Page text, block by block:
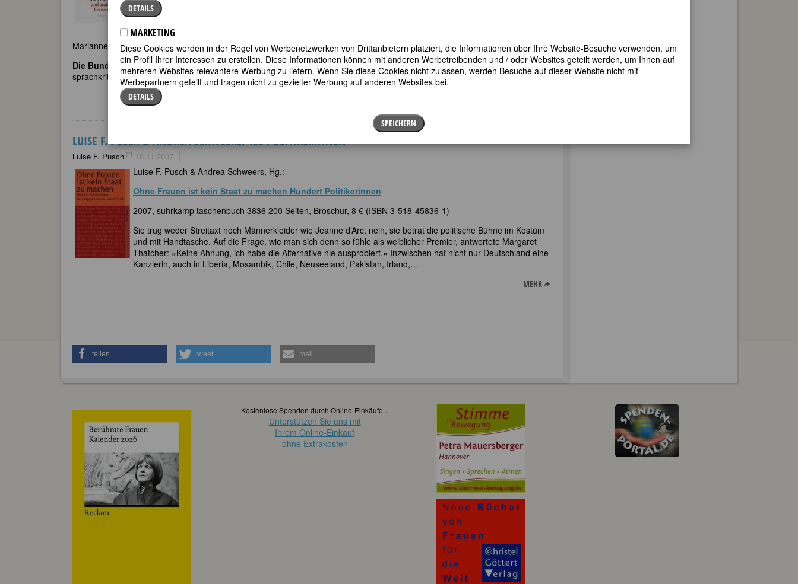
Rezensionen von LeserInnen bei amazon
Jeannette Clausen, University of Arkansas at Little Rock, für den
Marianne Krüll inVirginia: Frauenbuchkritik, Heft 44 (2008):
Die BundesadlerinLuise F. Pusch muss den LeserInnen der Virginia nicht mehr vorgestellt werden. Denn mit ihren
sprachkritischen Texten und vor allem mit ihren feministisch-linguistischen,…
LUISE F. PUSCH & ANDREA SCHWEERS: 100 POLITIKERINNEN
Luise F. Pusch 18.11.2007
Luise F. Pusch & Andrea Schweers, Hg.:
Ohne Frauen ist kein Staat zu machen Hundert Politikerinnen
2007, suhrkamp taschenbuch 3836 200 Seiten, Broschur, 8 € (ISBN 3-518-45836-1)
Sie trug weder Streitaxt noch Männerkleider wie Jeanne d’Arc, nein, sie betrat die politische Bühne im Kostüm
und mit Handtasche. Auf die Frage, wie man sich denn so fühle als weiblicher Premier, antwortete Margaret
Thatcher: »Keine Ahnung, ich habe die Alternative nie ausprobiert.« Inzwischen hat nicht nur Deutschland eine
Kanzlerin, auch in Liberia, Mosambik, Chile, Neuseeland, Pakistan, Irland,…
MEHR
teilen tweet mail
Kostenlose Spenden durch Online-Einkäufe...
Unterstützen Sie uns mit
Ihrem Online-Einkauf
ohne Extrakosten
DETAILS
MARKETING
Diese Cookies werden in der Regel von Werbenetzwerken von Drittanbietern platziert, die Informationen über Ihre Website-Besuche verwenden, um
ein Profil Ihrer Interessen zu erstellen. Diese Informationen können mit anderen Werbetreibenden und / oder Websites geteilt werden, um Ihnen auf
mehreren Websites relevantere Werbung zu liefern. Wenn Sie diese Cookies nicht zulassen, werden Besuche auf dieser Website nicht mit
Werbepartnern geteilt und tragen nicht zu gezielter Werbung auf anderen Websites bei.
DETAILS
SPEICHERN